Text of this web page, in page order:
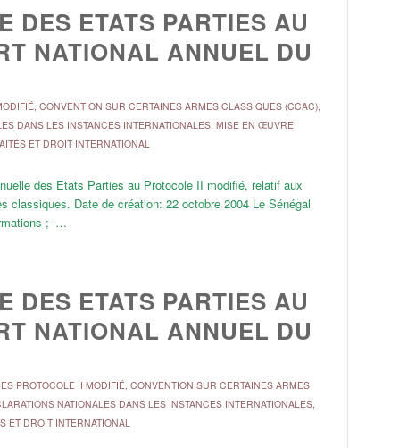
DES ETATS PARTIES AU
NATIONAL ANNUEL DU
, CONVENTION SUR CERTAINES ARMES CLASSIQUES (CCAC),
DANS LES INSTANCES INTERNATIONALES, MISE EN ŒUVRE
ET DROIT INTERNATIONAL
des Etats Parties au Protocole II modifié, relatif aux
Date de création: 22 octobre 2004 Le Sénégal
;–…
DES ETATS PARTIES AU
NATIONAL ANNUEL DU
PROTOCOLE II MODIFIÉ, CONVENTION SUR CERTAINES ARMES
NATIONALES DANS LES INSTANCES INTERNATIONALES,
ET DROIT INTERNATIONAL